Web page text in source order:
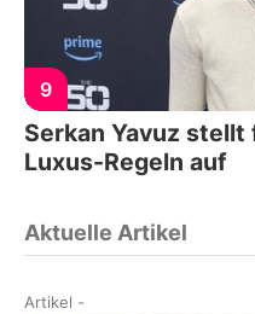
9
Serkan Yavuz
Luxus-Regeln auf
Aktuelle Artikel
Artikel -